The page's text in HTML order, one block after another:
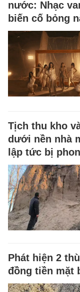
nước: Nhạc
biến cố bỏng
Tịch thu kho
dưới nền nhà
lập tức bị
Phát hiện 2
đồng tiền mặt